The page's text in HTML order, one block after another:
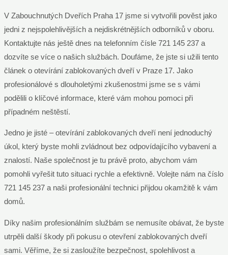
V Zabouchnutých Dveřích Praha 17 jsme si vytvořili pověst jako
jedni z nejspolehlivějších a nejdiskrétnějších odborníků v oboru.
Kontaktujte nás ještě dnes na telefonním čísle 721 145 237 a
dozvíte se více o našich službách. Doufáme, že jste si užili tento
článek o otevírání zablokovaných dveří v Praze 17. Jako
profesionálové s dlouholetými zkušenostmi jsme se s vámi
podělili o klíčové informace, které vám mohou pomoci při
případném neštěstí.
Jedno je jisté – otevírání zablokovaných dveří není jednoduchý
úkol, který byste mohli zvládnout bez odpovídajícího vybavení a
znalostí. Naše společnost je tu právě proto, abychom vám
pomohli vyřešit tuto situaci rychle a efektivně. Volejte nám na číslo
721 145 237 a naši profesionální technici přijdou okamžitě k vám
domů.
Díky našim profesionálním službám se nemusíte obávat, že byste
utrpěli další škody při pokusu o otevření zablokovaných dveří
sami. Věříme, že si zasloužíte bezpečnost, spolehlivost a